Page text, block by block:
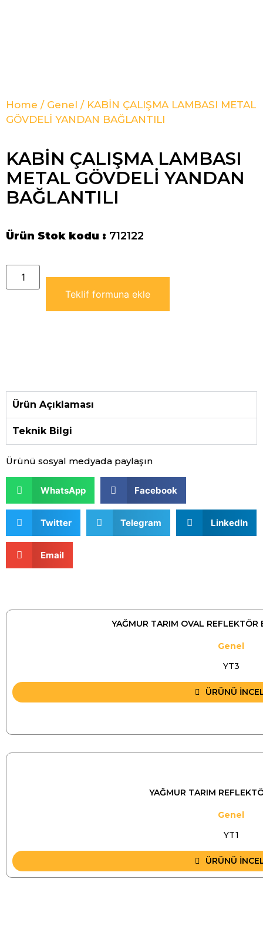
Home / Genel / KABİN ÇALIŞMA LAMBASI METAL
GÖVDELİ YANDAN BAĞLANTILI
KABİN ÇALIŞMA LAMBASI
METAL GÖVDELİ YANDAN
BAĞLANTILI
Ürün Stok kodu : 712122
Teklif formuna ekle
Ürün Açıklaması
Teknik Bilgi
Ürünü sosyal medyada paylaşın
WhatsApp Facebook
Twitter Telegram LinkedIn
Email
YAĞMUR TARIM OVAL REFLEKTÖR
Genel
YT3
ÜRÜNÜ
YAĞMUR TARIM
Genel
YT1
ÜRÜNÜ